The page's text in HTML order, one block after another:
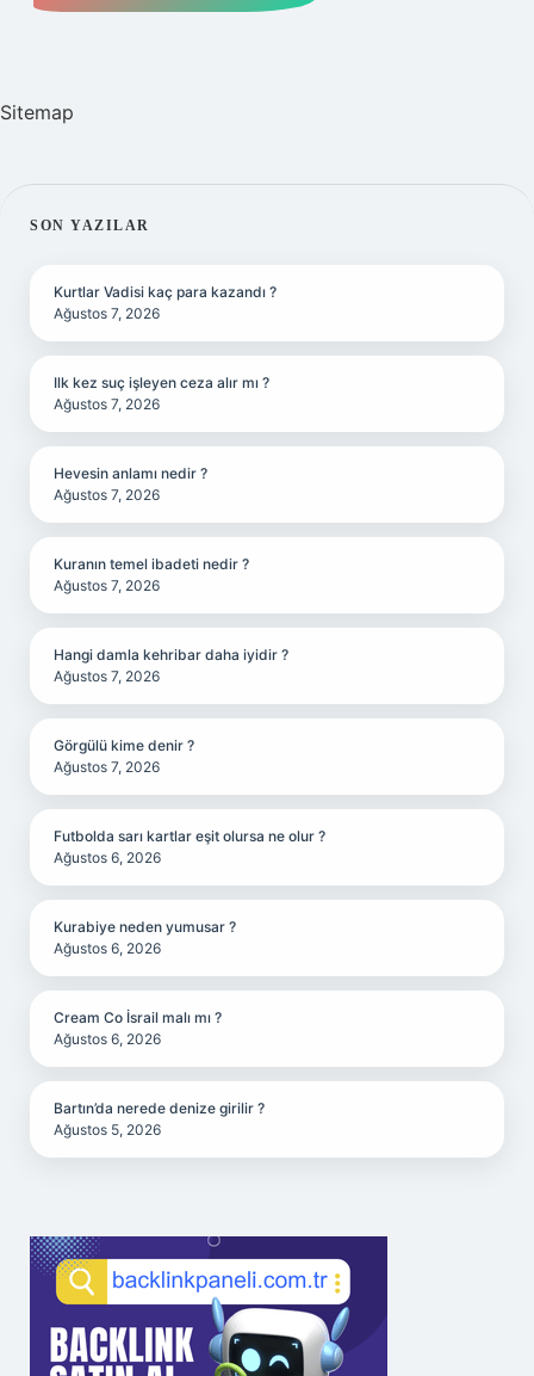
Sitemap
SIDEBAR
SON YAZILAR
Kurtlar Vadisi kaç para kazandı ?
Ağustos 7, 2026
Ilk kez suç işleyen ceza alır mı ?
Ağustos 7, 2026
Hevesin anlamı nedir ?
Ağustos 7, 2026
Kuranın temel ibadeti nedir ?
Ağustos 7, 2026
Hangi damla kehribar daha iyidir ?
Ağustos 7, 2026
Görgülü kime denir ?
Ağustos 7, 2026
Futbolda sarı kartlar eşit olursa ne olur ?
Ağustos 6, 2026
Kurabiye neden yumusar ?
Ağustos 6, 2026
Cream Co İsrail malı mı ?
Ağustos 6, 2026
Bartın’da nerede denize girilir ?
Ağustos 5, 2026